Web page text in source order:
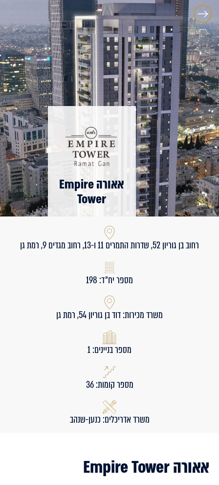
אאורה Empire
Tower
רחוב בן גוריון 52, שדרות התמרים 11 ו-13, רחוב מגדים 9, רמת גן
מספר יח״ד: 198
משרד מכירות: דוד בן גוריון 54, רמת גן
מספר בניינים: 1
מספר קומות: 36
משרד אדריכלים: כנען-שנהב
אאורה Empire Tower